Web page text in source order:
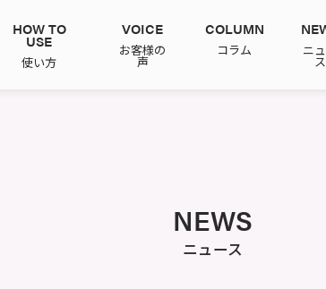
HOW TO
USE
使い方
VOICE
お客様の
声
COLUMN
コラム ニ
ス
NEWS
ニュース